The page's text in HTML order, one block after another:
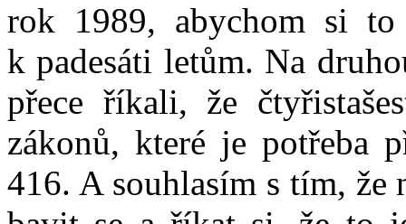
rok 1989, abychom si
k padesáti letům. Na
přece říkali, že
zákonů, které je potřeba
416. A souhlasím s tím, že